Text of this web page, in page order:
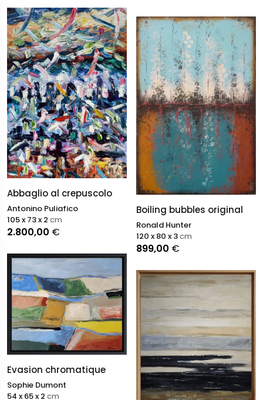
Abbaglio al crepuscolo
Antonino Puliafico
2.800,00 €
105 x 73 x 2 cm
Evasion chromatique
Sophie Dumont
54 x 65 x 2 cm
Boiling bubbles original
Ronald Hunter
899,00 €
120 x 80 x 3cm